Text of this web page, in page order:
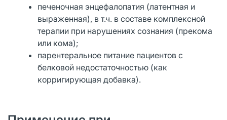
печеночная энцефалопатия (латентная и
выраженная), в т.ч. в составе комплексной
терапии при нарушениях сознания (прекома
или кома);
парентеральное питание пациентов с
белковой недостаточностью (как
корригирующая добавка).